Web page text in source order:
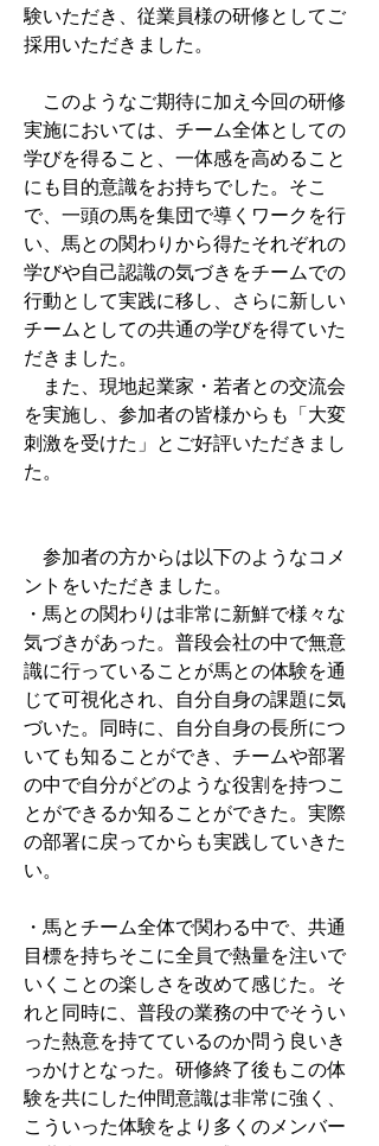
験いただき、従業員様の研修としてご
採用いただきました。
このようなご期待に加え今回の研修
実施においては、チーム全体としての
学びを得ること、一体感を高めること
にも目的意識をお持ちでした。そこ
で、一頭の馬を集団で導くワークを行
い、馬との関わりから得たそれぞれの
学びや自己認識の気づきをチームでの
行動として実践に移し、さらに新しい
チームとしての共通の学びを得ていた
だきました。
また、現地起業家・若者との交流会
を実施し、参加者の皆様からも「大変
刺激を受けた」とご好評いただきまし
た。
参加者の方からは以下のようなコメ
ントをいただきました。
・馬との関わりは非常に新鮮で様々な
気づきがあった。普段会社の中で無意
識に行っていることが馬との体験を通
じて可視化され、自分自身の課題に気
づいた。同時に、自分自身の長所につ
いても知ることができ、チームや部署
の中で自分がどのような役割を持つこ
とができるか知ることができた。実際
の部署に戻ってからも実践していきた
い。
・馬とチーム全体で関わる中で、共通
目標を持ちそこに全員で熱量を注いで
いくことの楽しさを改めて感じた。そ
れと同時に、普段の業務の中でそうい
った熱意を持てているのか問う良いき
っかけとなった。研修終了後もこの体
験を共にした仲間意識は非常に強く、
こういった体験をより多くのメンバー